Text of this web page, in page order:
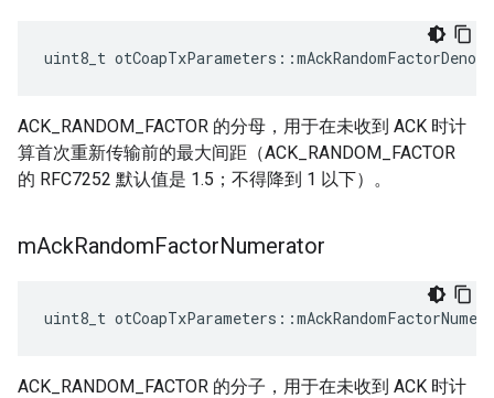
uint8_t otCoapTxParameters ::
ACK_RANDOM_FACTOR 的分母，用于在未收到 ACK 时计
算首次重新传输前的最大间距（ACK_RANDOM_FACTOR
的 RFC7252 默认值是 1.5；不得降到 1 以下）。
mAckRandomFactorNumerator
uint8_t otCoapTxParameters ::
ACK_RANDOM_FACTOR 的分子，用于在未收到 ACK 时计